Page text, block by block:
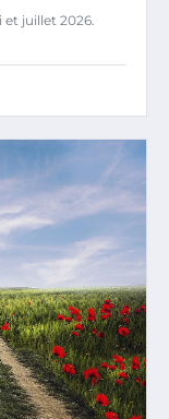
et juillet 2026.